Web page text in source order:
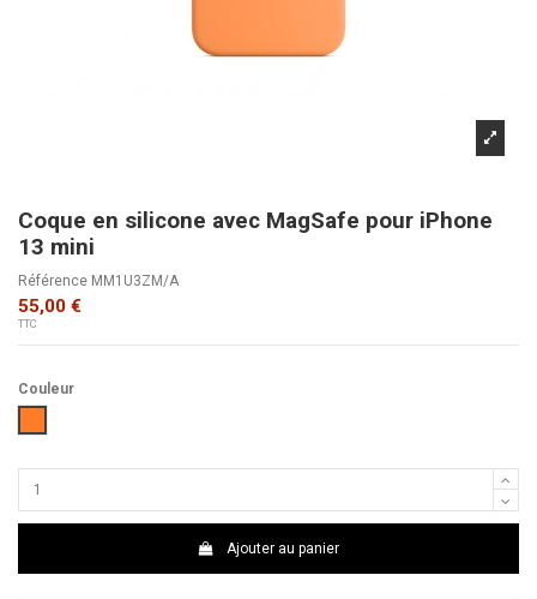
Coque en silicone avec MagSafe pour iPhone
13 mini
Référence MM1U3ZM/A
55,00 €
TTC
Couleur
Ajouter au panier